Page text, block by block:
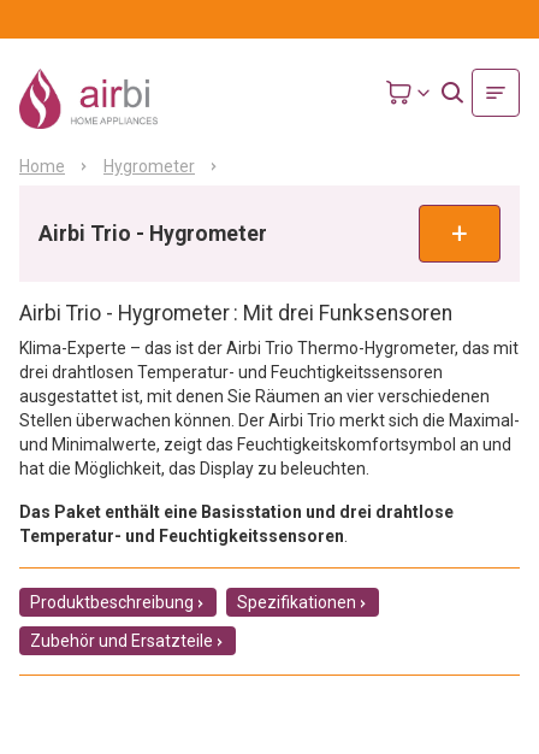
Home Hygrometer
Airbi Trio - Hygrometer
Airbi Trio - Hygrometer : Mit drei Funksensoren
Klima-Experte – das ist der Airbi Trio Thermo-Hygrometer, das mit
drei drahtlosen Temperatur- und Feuchtigkeitssensoren
ausgestattet ist, mit denen Sie Räumen an vier verschiedenen
Stellen überwachen können. Der Airbi Trio merkt sich die Maximal-
und Minimalwerte, zeigt das Feuchtigkeitskomfortsymbol an und
hat die Möglichkeit, das Display zu beleuchten.
Das Paket enthält eine Basisstation und drei drahtlose
Temperatur- und Feuchtigkeitssensoren
Produktbeschreibung
Spezifikationen
Zubehör und Ersatzteile